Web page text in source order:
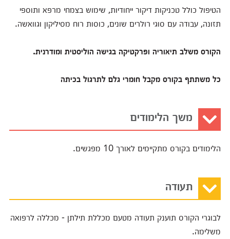
הטיפול כולל טכניקות דיקור ייחודיות, שימוש בצמחי מרפא ותוספי
תזונה, עבודה עם סוגי רולרים שונים, כוסות רוח מסיליקון וגוואשה.
הקורס משלב תיאוריה ופרקטיקה בגישה הוליסטית ומודרנית.
כל משתתף בקורס מקבל חומרי גלם לתרגול בכיתה
משך הלימודים
הלימודים בקורס מתקיימים לאורך 10 מפגשים.
תעודה
לבוגרי הקורס תוענק תעודה מטעם מכללת תילתן - מכללה לרפואה
משלימה.